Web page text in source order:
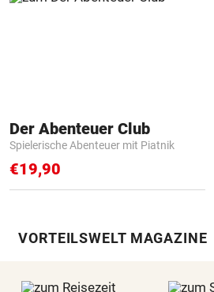
Der Abenteuer Club
Spielerische Abenteuer mit Piatnik
€19,90
VORTEILSWELT MAGAZINE